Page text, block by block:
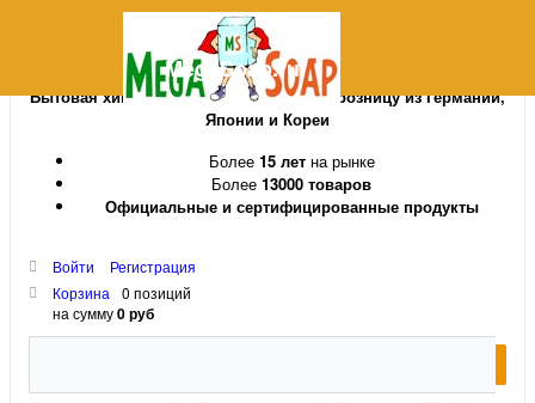
MegaSoap.ru
Бытовая химия и косметика оптом и в розницу из Германии,
Японии и Кореи
Более 15 летна рынке
Более 13000 товаров
Официальные и сертифицированные продукты
Войти
Регистрация
Корзина
0 позиций
на сумму0 руб